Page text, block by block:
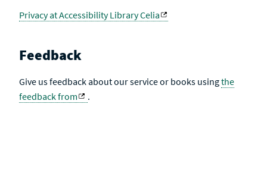
Privacy at Accessibility Library Celia
Feedback
Give us feedback about our service or books usingthe
feedback from
.